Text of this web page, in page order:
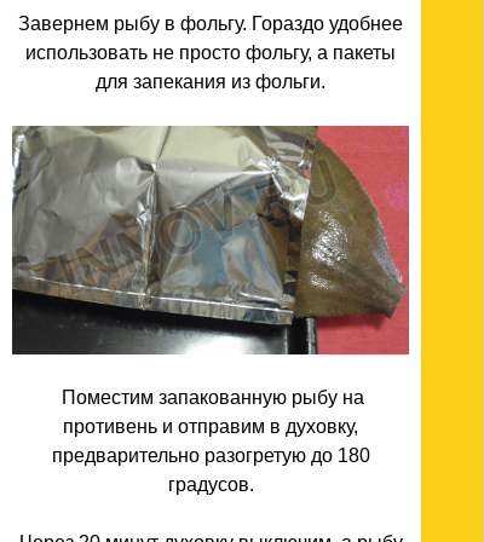
Завернем рыбу в фольгу. Гораздо удобнее
использовать не просто фольгу, а пакеты
для запекания из фольги.
Поместим запакованную рыбу на
противень и отправим в духовку,
предварительно разогретую до 180
градусов.